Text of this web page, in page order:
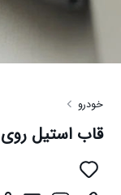
خودرو
قاب استیل روی